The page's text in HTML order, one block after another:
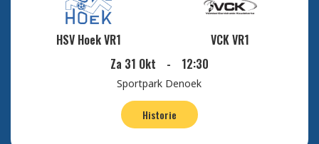
Za 31 Okt - 12:30
Sportpark Denoek
HSV Hoek VR1 VCK VR1
Historie